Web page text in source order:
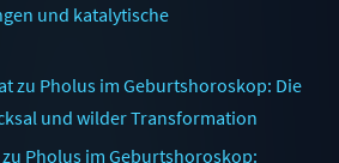
und katalytische
zu Pholus im Geburtshoroskop: Die
und wilder Transformation
Pholus im Geburtshoroskop: